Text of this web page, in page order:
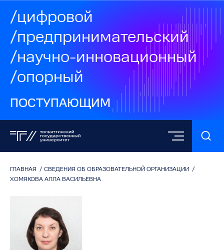
/цифровой
/предпринимательский
/научно-инновационный
/опорный
ПОСТУПАЮЩИМ
ГЛАВНАЯ / СВЕДЕНИЯ ОБ ОБРАЗОВАТЕЛЬНОЙ ОРГАНИЗАЦИИ /
ХОМЯКОВА АЛЛА ВАСИЛЬЕВНА